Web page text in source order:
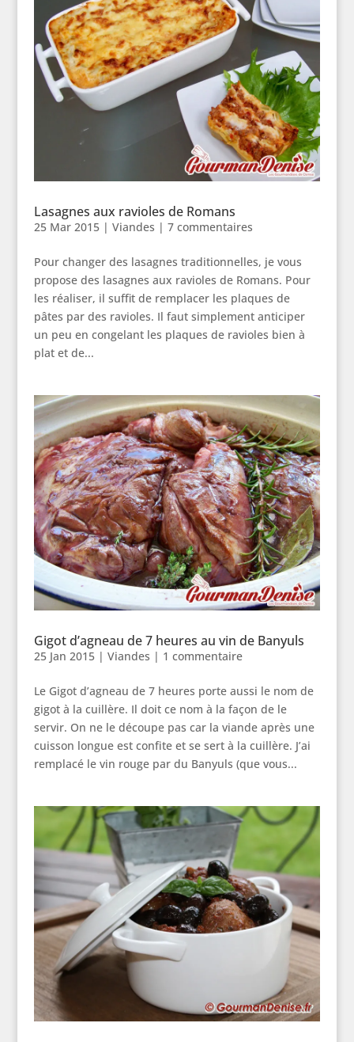
Lasagnes aux ravioles de Romans
25 Mar 2015| Viandes | 7 commentaires
Pour changer des lasagnes traditionnelles, je vous
propose des lasagnes aux ravioles de Romans. Pour
les réaliser, il suffit de remplacer les plaques de
pâtes par des ravioles. Il faut simplement anticiper
un peu en congelant les plaques de ravioles bien à
plat et de...
Gigot d’agneau de 7 heures au vin de Banyuls
25 Jan 2015| Viandes | 1 commentaire
Le Gigot d’agneau de 7 heures porte aussi le nom de
gigot à la cuillère. Il doit ce nom à la façon de le
servir. On ne le découpe pas car la viande après une
cuisson longue est confite et se sert à la cuillère. J’ai
remplacé le vin rouge par du Banyuls (que vous...